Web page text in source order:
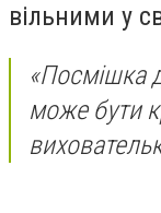
вільними у
«Посмішка
може бути